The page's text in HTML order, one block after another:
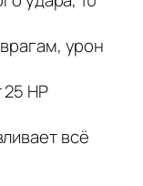
урон
HP
всё